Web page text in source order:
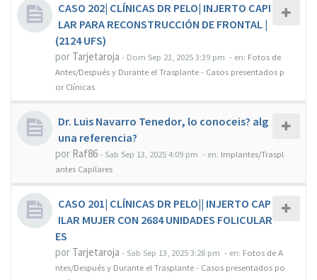
CASO 202| CLÍNICAS DR PELO| INJERTO CAPI
LAR PARA RECONSTRUCCIÓN DE FRONTAL |
(2124 UFS)
por Tarjetaroja - Dom Sep 21, 2025 3:39 pm - en: Fotos de
Antes/Después y Durante el Trasplante - Casos presentados p
or Clínicas
Dr. Luis Navarro Tenedor, lo conoceis? alg
una referencia?
por Raf86- Sab Sep 13, 2025 4:09 pm - en: Implantes/Traspl
antes Capilares
CASO 201| CLÍNICAS DR PELO|| INJERTO CAP
ILAR MUJER CON 2684 UNIDADES FOLICULAR
ES
por Tarjetaroja - Sab Sep 13, 2025 3:28 pm - en: Fotos de A
ntes/Después y Durante el Trasplante - Casos presentados po